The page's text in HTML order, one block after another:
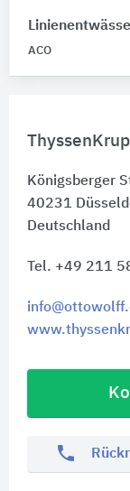
Königsberger
40231
Deutschland
Tel. +49 211
phone
ACO